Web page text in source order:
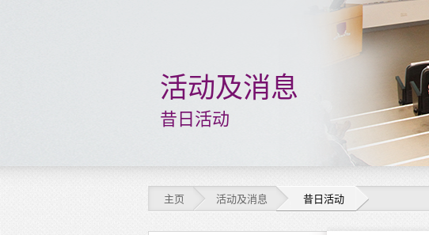
活动及消息
昔日活动
主页 活动及消息 昔日活动